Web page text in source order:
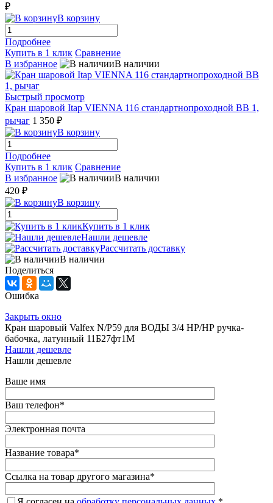
₽
В корзину
Подробнее
Купить в 1 клик Сравнение
В избранное
В наличии
Быстрый просмотр
Кран шаровой Itap VIENNA 116 стандартнопроходной ВВ 1,
рычаг 1 350 ₽
В корзину
Подробнее
Купить в 1 клик Сравнение
В избранное
В наличии
420 ₽
В корзину
Купить в 1 клик
Нашли дешевле
Рассчитать доставку
В наличии
Поделиться
Ошибка
Закрыть окно
Кран шаровый Valfex N/P59 для ВОДЫ 3/4 НР/НР ручка-
бабочка, латунный 11Б27фт1М
Нашли дешевле
Нашли дешевле
Ваше имя
Ваш телефон*
Электронная почта
Название товара*
Ссылка на товар другого магазина*